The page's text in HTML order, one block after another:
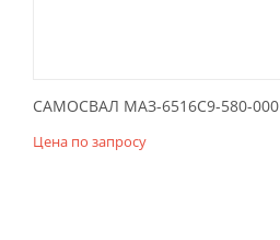
САМОСВАЛ МАЗ-6516С9-580-000
Цена по запросу